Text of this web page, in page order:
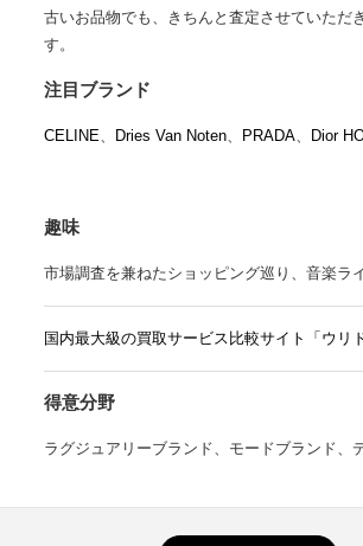
古いお品物でも、きちんと査定させていただ
す。
注目ブランド
CELINE Dries Van Noten、 PRADA、 Dior
趣味
市場調査を兼ねたショッピング巡り、音楽ラ
国内最大級の買取サービス比較サイト「ウリ
得意分野
ラグジュアリーブランド、モードブランド、